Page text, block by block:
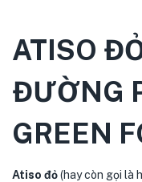
ATISO
ĐƯỜNG
GREEN
Atiso đỏ(hay còn gọi là